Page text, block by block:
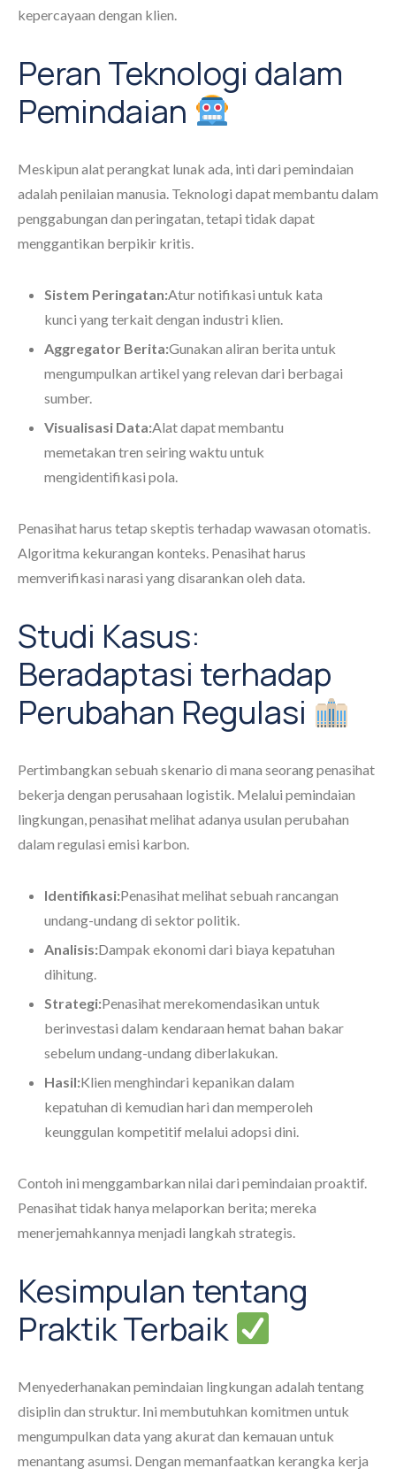
kepercayaan dengan klien.
Peran Teknologi dalam
Pemindaian
Meskipun alat perangkat lunak ada, inti dari pemindaian
adalah penilaian manusia. Teknologi dapat membantu dalam
penggabungan dan peringatan, tetapi tidak dapat
menggantikan berpikir kritis.
Sistem Peringatan:Atur notifikasi untuk kata
kunci yang terkait dengan industri klien.
Aggregator Berita:Gunakan aliran berita untuk
mengumpulkan artikel yang relevan dari berbagai
sumber.
Visualisasi Data:Alat dapat membantu
memetakan tren seiring waktu untuk
mengidentifikasi pola.
Penasihat harus tetap skeptis terhadap wawasan otomatis.
Algoritma kekurangan konteks. Penasihat harus
memverifikasi narasi yang disarankan oleh data.
Studi Kasus:
Beradaptasi terhadap
Perubahan Regulasi
Pertimbangkan sebuah skenario di mana seorang penasihat
bekerja dengan perusahaan logistik. Melalui pemindaian
lingkungan, penasihat melihat adanya usulan perubahan
dalam regulasi emisi karbon.
Identifikasi:Penasihat melihat sebuah rancangan
undang-undang di sektor politik.
Analisis:Dampak ekonomi dari biaya kepatuhan
dihitung.
Strategi:Penasihat merekomendasikan untuk
berinvestasi dalam kendaraan hemat bahan bakar
sebelum undang-undang diberlakukan.
Hasil:Klien menghindari kepanikan dalam
kepatuhan di kemudian hari dan memperoleh
keunggulan kompetitif melalui adopsi dini.
Contoh ini menggambarkan nilai dari pemindaian proaktif.
Penasihat tidak hanya melaporkan berita; mereka
menerjemahkannya menjadi langkah strategis.
Kesimpulan tentang
Praktik Terbaik
Menyederhanakan pemindaian lingkungan adalah tentang
disiplin dan struktur. Ini membutuhkan komitmen untuk
mengumpulkan data yang akurat dan kemauan untuk
menantang asumsi. Dengan memanfaatkan kerangka kerja